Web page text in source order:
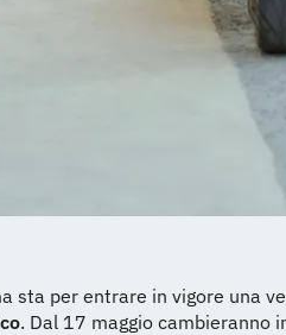
sta per entrare in vigore una
. Dal 17 maggio cambieranno